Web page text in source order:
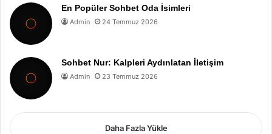
En Popüler Sohbet Oda İsimleri
Admin 24 Temmuz 2026
Sohbet Nur: Kalpleri Aydınlatan İletişim
Admin 23 Temmuz 2026
Daha Fazla Yükle